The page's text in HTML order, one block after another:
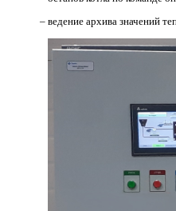
– ведение архива значений